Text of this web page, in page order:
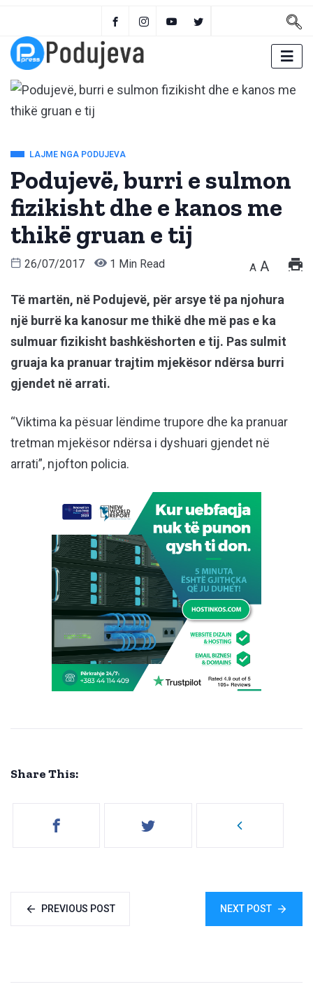
LAJME NGA PODUJEVA
Podujevë, burri e sulmon
fizikisht dhe e kanos me
thikë gruan e tij
26/07/2017 1 Min Read A A
Të martën, në Podujevë, për arsye të pa njohura
një burrë ka kanosur me thikë dhe më pas e ka
sulmuar fizikisht bashkëshorten e tij. Pas sulmit
gruaja ka pranuar trajtim mjekësor ndërsa burri
gjendet në arrati.
“Viktima ka pësuar lëndime trupore dhe ka pranuar
tretman mjekësor ndërsa i dyshuari gjendet në
arrati”, njofton policia.
Share This:
PREVIOUS POST NEXT POST